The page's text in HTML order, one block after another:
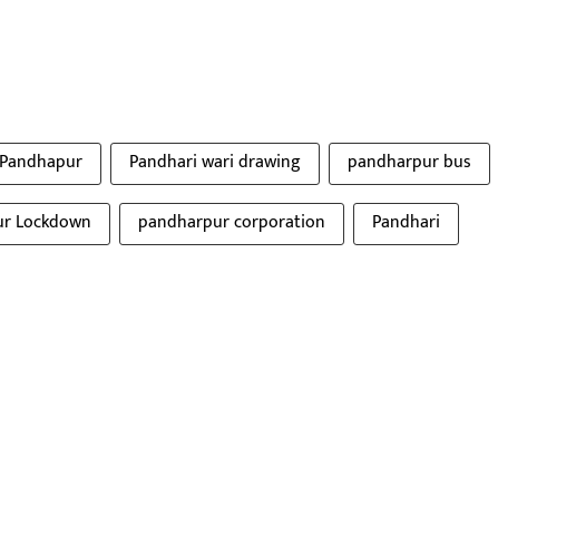
Pandhapur Pandhari wari drawing
pandharpur bus
Lockdown pandharpur corporation
Pandhari